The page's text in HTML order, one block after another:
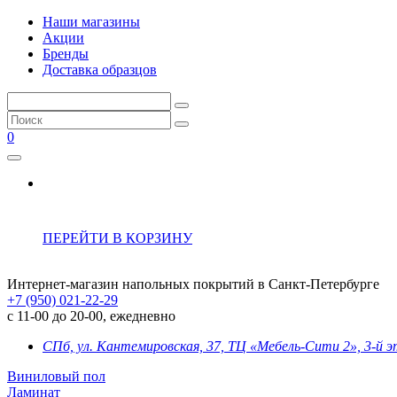
Наши магазины
Акции
Бренды
Доставка образцов
0
ПЕРЕЙТИ В КОРЗИНУ
Интернет-магазин напольных покрытий в Санкт-Петербурге
+7 (950) 021-22-29
с 11-00 до 20-00, ежедневно
СПб, ул. Кантемировская, 37, ТЦ «Мебель-Сити 2», 3-й
Виниловый пол
Ламинат